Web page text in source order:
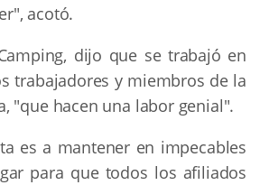
acotó.
dijo que se trabajó en
trabajadores y miembros de la
"que hacen una labor genial".
es a mantener en impecables
para que todos los afiliados